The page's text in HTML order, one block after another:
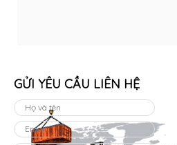
GỬI YÊU CẦU LIÊN HỆ